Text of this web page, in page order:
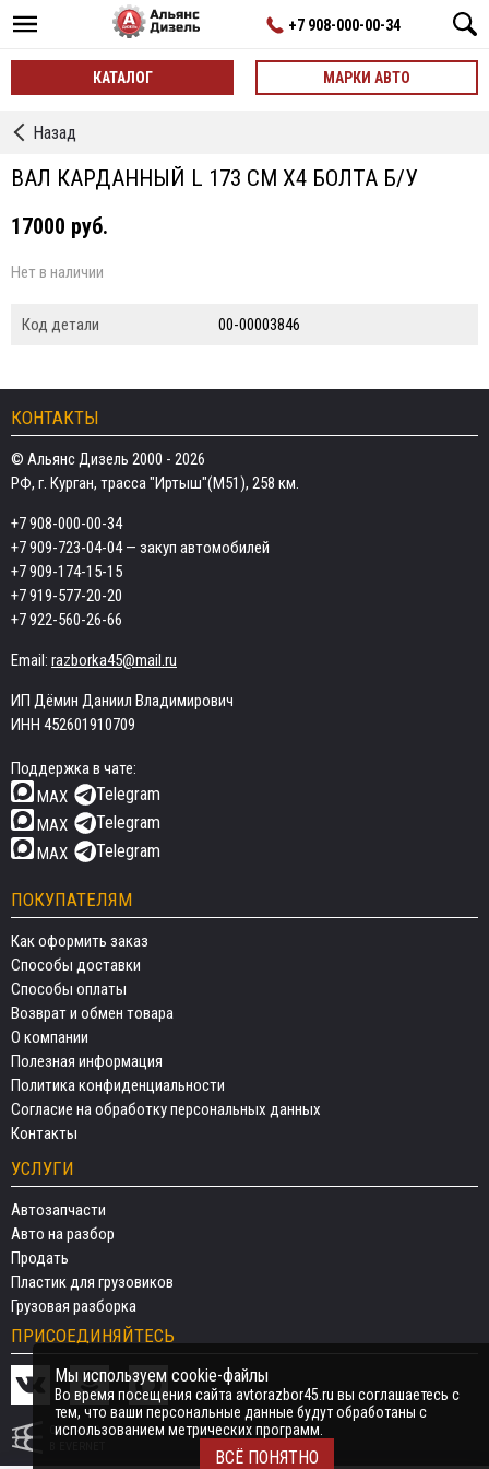
+7 908-000-00-34
КАТАЛОГ МАРКИ АВТО
←
карданные
Назад
ВАЛ КАРДАННЫЙ L 173 СМ Х4 БОЛТА Б/У
17000 руб.
Нет в наличии
Код детали 00-00003846
КОНТАКТЫ
© Альянс Дизель 2000 - 2026
РФ, г. Курган, трасса "Иртыш"(М51), 258 км.
+7 908-000-00-34
+7 909-723-04-04— закуп автомобилей
+7 909-174-15-15
+7 919-577-20-20
+7 922-560-26-66
Email: razborka45@mail.ru
ИП Дёмин Даниил Владимирович
ИНН 452601910709
Поддержка в чате:
MAX
Telegram
MAX Telegram
MAX Telegram
ПОКУПАТЕЛЯМ
Как оформить заказ
Способы доставки
Способы оплаты
Возврат и обмен товара
О компании
Полезная информация
Политика конфиденциальности
Согласие на обработку персональных данных
Контакты
УСЛУГИ
Автозапчасти
Авто на разбор
Продать
Пластик для грузовиков
Грузовая разборка
ПРИСОЕДИНЯЙТЕСЬ
СДЕЛАНО
Мы используем cookie-файлы
Во время посещения сайта avtorazbor45.ru вы соглашаетесь с
тем, что ваши персональные данные будут обработаны с
использованием метрических программ.
ВСЁ ПОНЯТНО